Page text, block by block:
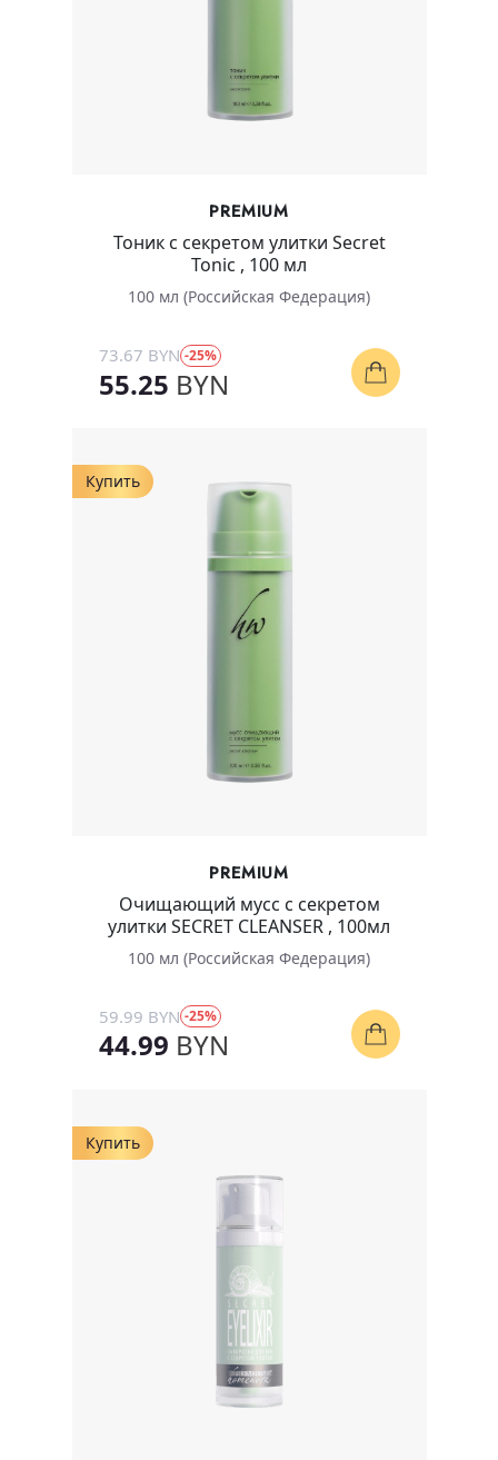
PREMIUM
Тоник с секретом улитки Secret
Tonic , 100 мл
100 мл (Российская Федерация)
73.67 BYN -25%
55.25 BYN
Купить
PREMIUM
Очищающий мусс с секретом
улитки SECRET CLEANSER , 100мл
100 мл (Российская Федерация)
59.99 BYN -25%
44.99 BYN
Купить